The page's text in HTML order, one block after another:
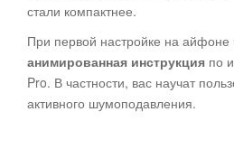
стали компактнее.
При первой настройке на айфоне
анимированная инструкция по
Pro. В частности, вас научат
активного шумоподавления.